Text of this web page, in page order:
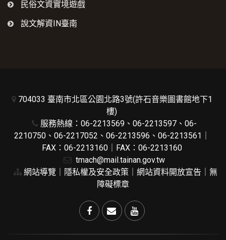
民俗文資實境遊戲
說文解資IN臺南
704033 臺南市北區公園北路3號(許石音樂圖書館地下1
樓)
服務熱線：06-2213569、06-2213597、06-
2210750、06-2217052、06-2213596、06-2213561｜
FAX：06-2213160｜FAX：06-2213160
tmach@mail.tainan.gov.tw
網站導覽
隱私權及安全政策 網站資料開放宣告
無
障礙標章